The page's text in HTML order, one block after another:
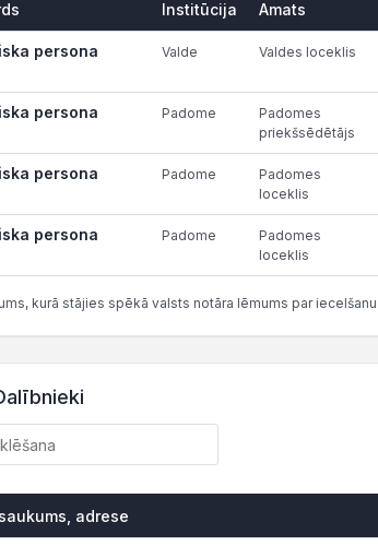
Institūcija Amats
persona Valde Valdes loceklis
persona Padome
Padomes
priekšsēdētājs
persona Padome
Padomes
loceklis
persona Padome
Padomes
loceklis
kurā stājies spēkā valsts notāra lēmums par iecelšanu
adrese